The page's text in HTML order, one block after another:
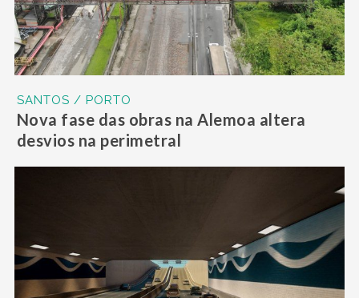
SANTOS / PORTO
Nova fase das obras na Alemoa altera
desvios na perimetral